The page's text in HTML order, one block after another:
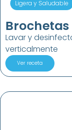
Ligera y Saludable
Lavar y
verticalmente
Ver receta